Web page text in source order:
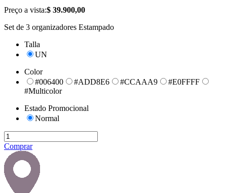
Preço a vista:$ 39.900,00
Set de 3 organizadores Estampado
Talla
UN
Color
#006400
#ADD8E6 #CCAAA9
#E0FFFF
#Multicolor
Estado Promocional
Normal
Comprar